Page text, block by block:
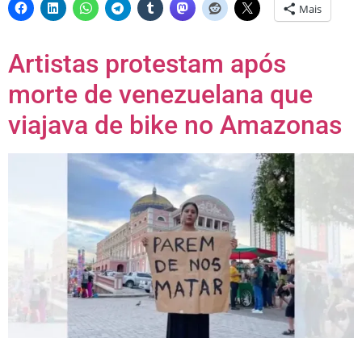
Mais
Artistas protestam após
morte de venezuelana que
viajava de bike no Amazonas